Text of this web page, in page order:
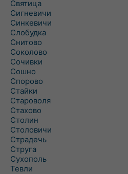
Святица
Сигневичи
Синкевичи
Слобудка
Снитово
Соколово
Сочивки
Сошно
Спорово
Стайки
Староволя
Стахово
Столин
Столовичи
Страдечь
Струга
Сухополь
Тевли